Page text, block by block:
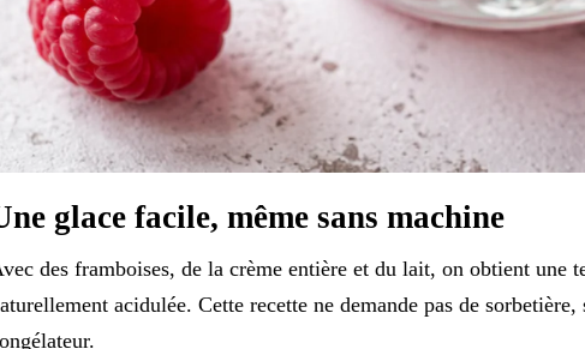
glace facile, même sans machine
des framboises, de la crème entière et du lait, on obtient une
acidulée. Cette recette ne demande pas de sorbetière,